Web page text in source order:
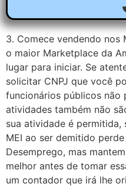
3. Comece vendendo nos
o maior Marketplace da
lugar para iniciar. Se
solicitar CNPJ que você
funcionários públicos não
atividades também não
sua atividade é permitida,
MEI ao ser demitido
Desemprego, mas
melhor antes de tomar
um contador que irá lhe